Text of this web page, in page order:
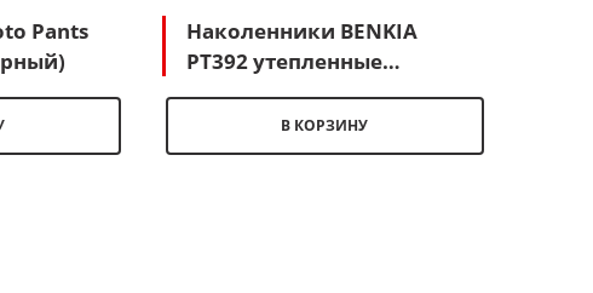
Pants
Наколенники BENKIA
PT392 утепленные
(камуфляжный)
В КОРЗИНУ